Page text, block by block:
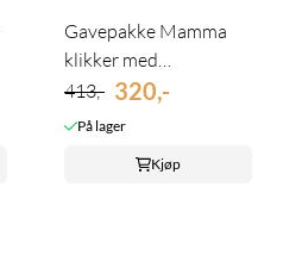
Gavepakke Mamma
klikker med
sjokoladehjerter
413,- 320,-
På lager
Kjøp